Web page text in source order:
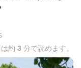
は約 3 分で読めます。